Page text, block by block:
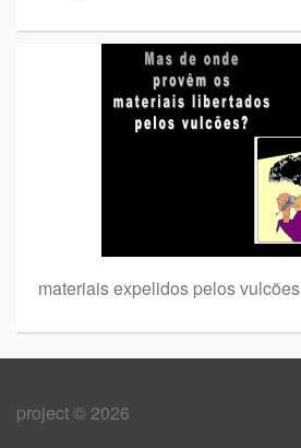
materiais expelidos pelos vulcões
project © 2026